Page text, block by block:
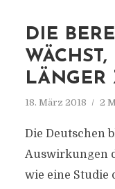
DIE
LÄNGER
18. März 2018 2
Die Deutschen
Auswirkungen
wie eine Studie